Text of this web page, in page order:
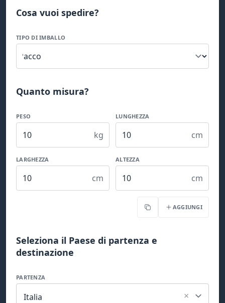
Cosa vuoi spedire?
TIPO DI IMBALLO
Quanto misura?
PESO
kg
LUNGHEZZA
cm
LARGHEZZA
cm
ALTEZZA
cm
Copia AGGIUNGI
Seleziona il Paese di partenza e
destinazione
PARTENZA
Italia ×